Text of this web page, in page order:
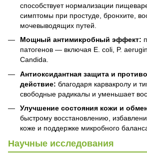
способствует нормализации
симптомы при простуде, бронхите,
мочевыводящих путей.
Мощный антимикробный эффект:
патогенов — включая E. coli, P.
Candida.
Антиоксидантная защита и
действие: благодаря карвакролу и
свободные радикалы и уменьшает
Улучшение состояния кожи и
быстрому восстановлению,
коже и поддержке микробного
Научные исследования